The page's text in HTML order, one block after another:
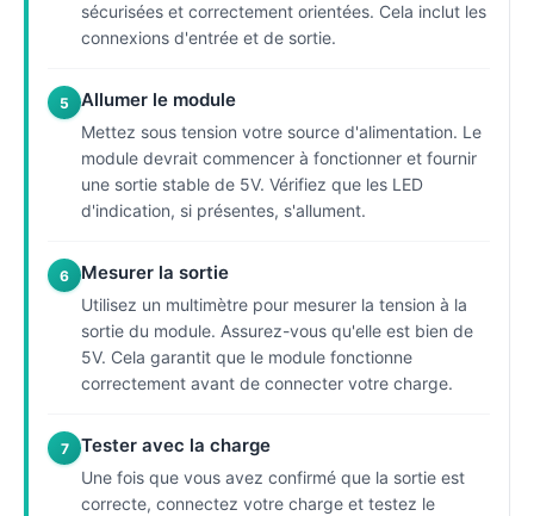
sécurisées et correctement orientées. Cela inclut les
connexions d'entrée et de sortie.
5 Allumer le module
Mettez sous tension votre source d'alimentation. Le
module devrait commencer à fonctionner et fournir
une sortie stable de 5V. Vérifiez que les LED
d'indication, si présentes, s'allument.
6 Mesurer la sortie
Utilisez un multimètre pour mesurer la tension à la
sortie du module. Assurez-vous qu'elle est bien de
5V. Cela garantit que le module fonctionne
correctement avant de connecter votre charge.
7 Tester avec la charge
Une fois que vous avez confirmé que la sortie est
correcte, connectez votre charge et testez le